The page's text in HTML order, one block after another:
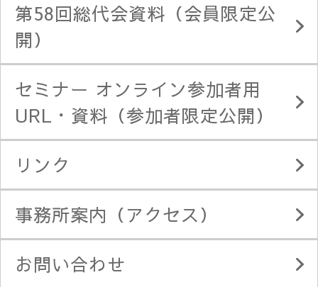
第58回総代会資料（会員限定公
開）
セミナー オンライン参加者用
URL・資料（参加者限定公開）
リンク
事務所案内（アクセス）
お問い合わせ